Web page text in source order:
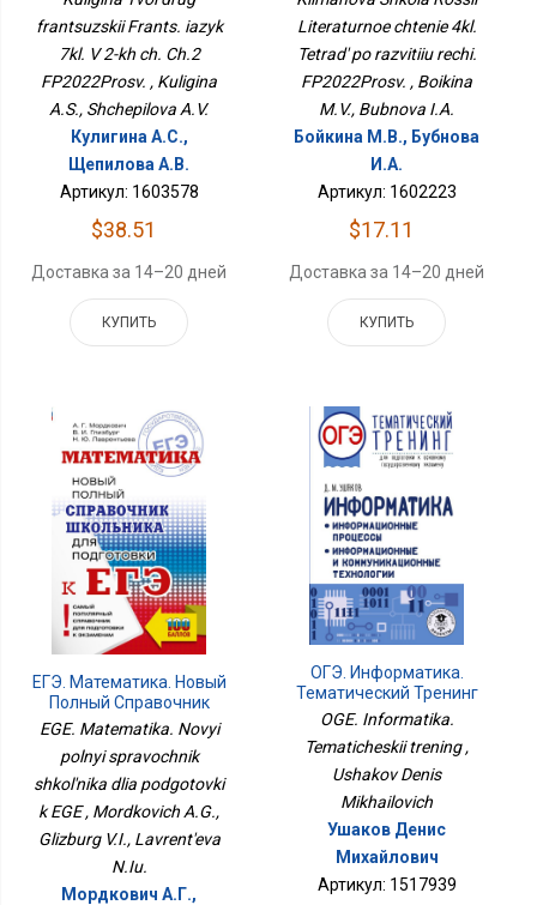
ФП2022Просв.
frantsuzskii Frants. iazyk
7kl. V 2-kh ch. Ch.2
FP2022Prosv. , Kuligina
A.S., Shchepilova A.V.
Кулигина А.С.,
Щепилова А.В.
Артикул: 1603578
$38.51
Доставка за 14–20 дней
КУПИТЬ
ФП2022Просв.
Literaturnoe chtenie 4kl.
Tetrad' po razvitiiu rechi.
FP2022Prosv. , Boikina
M.V., Bubnova I.A.
Бойкина М.В., Бубнова
И.А.
Артикул: 1602223
$17.11
Доставка за 14–20 дней
КУПИТЬ
ЕГЭ. Математика. Новый
Полный Справочник
Школьника Для
EGE. Matematika. Novyi
polnyi spravochnik
shkol'nika dlia podgotovki
k EGE , Mordkovich A.G.,
Glizburg V.I., Lavrent'eva
N.Iu.
Мордкович А.Г.,
ОГЭ. Информатика.
Тематический Тренинг
OGE. Informatika.
Tematicheskii trening ,
Ushakov Denis
Mikhailovich
Ушаков Денис
Михайлович
Артикул: 1517939